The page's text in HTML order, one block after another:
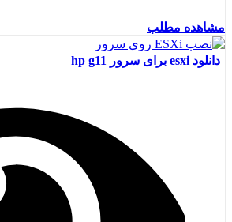
مشاهده مطلب
دانلود esxi برای سرور hp g11